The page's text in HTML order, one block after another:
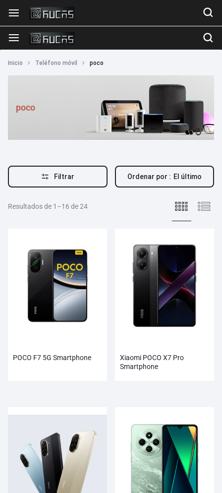
Inicio Teléfono móvil poco
poco
Filtrar Ordenar por : El último
Resultados de 1–16 de 24
POCO F7 5G Smartphone
Xiaomi POCO X7 Pro
Smartphone